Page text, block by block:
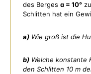
des Berges α = 10°
Schlitten hat ein
a) Wie groß ist die
b) Welche konstante
den Schlitten 10 m